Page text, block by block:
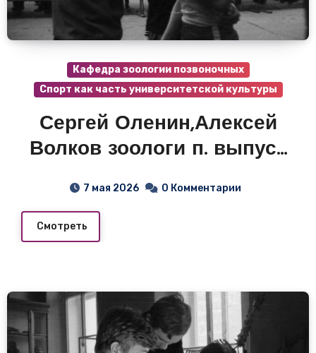
Кафедра зоологии позвоночных
Спорт как часть университетской культуры
Сергей Оленин,Алексей
Волков зоологи п. выпуск
7 мая 2026 0 Комментарии
Смотреть